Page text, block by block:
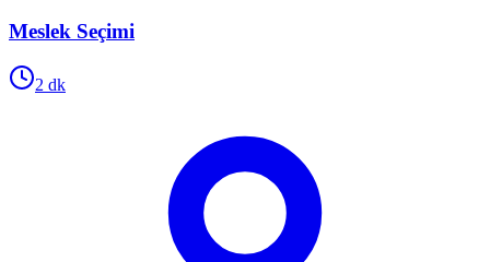
Meslek Seçimi
2 dk